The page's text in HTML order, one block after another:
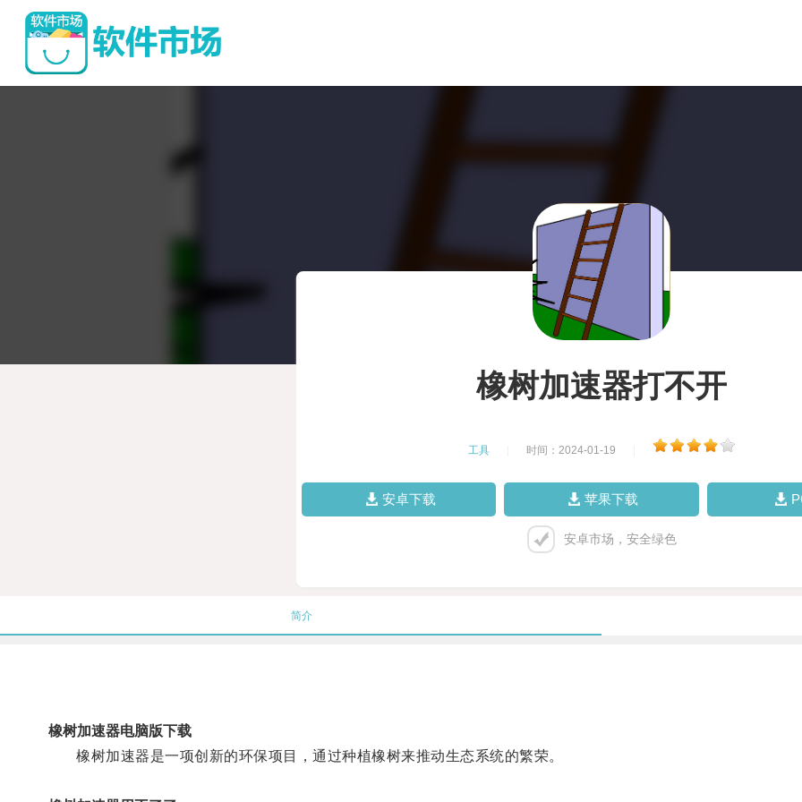
橡树加速器打不开
工具 时间：2024-01-19
安卓下载 苹果下载
安卓市场，安全绿色
简介
橡树加速器电脑版下载
橡树加速器是一项创新的环保项目，通过种植橡树来推动生态系统的繁荣。